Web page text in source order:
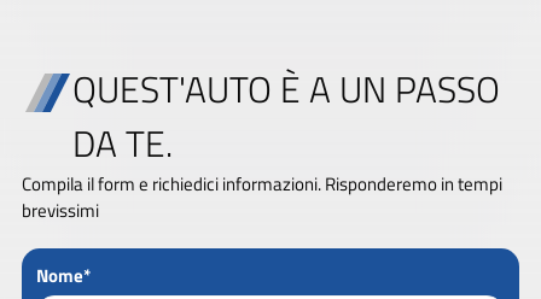
QUEST'AUTO È A UN PASSO
DA TE.
Compila il form e richiedici informazioni. Risponderemo in tempi
brevissimi
Nome*